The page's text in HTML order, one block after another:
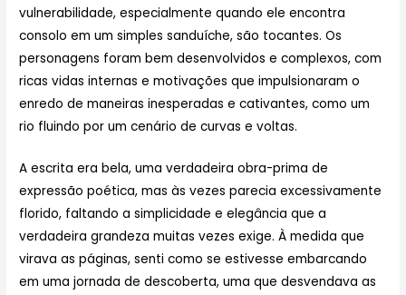
vulnerabilidade, especialmente quando ele encontra
consolo em um simples sanduíche, são tocantes. Os
personagens foram bem desenvolvidos e complexos, com
ricas vidas internas e motivações que impulsionaram o
enredo de maneiras inesperadas e cativantes, como um
rio fluindo por um cenário de curvas e voltas.
A escrita era bela, uma verdadeira obra-prima de
expressão poética, mas às vezes parecia excessivamente
florido, faltando a simplicidade e elegância que a
verdadeira grandeza muitas vezes exige. À medida que
virava as páginas, senti como se estivesse embarcando
em uma jornada de descoberta, uma que desvendava as